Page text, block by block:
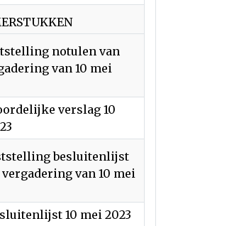
notulen van
van 10 mei
verslag 10
besluitenlijst
vergadering van 10 mei
10 mei 2023